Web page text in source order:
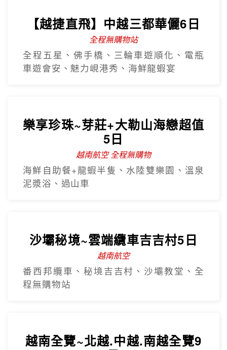
【越捷直飛】中越三都華儷6日
全程無購物站
全程五星、佛手橋、三輪車遊順化、電瓶
車遊會安、魅力峴港秀、海鮮龍蝦宴
樂享珍珠~芽莊+大勒山海戀超值
5日
越南航空 全程無購物
海鮮自助餐+龍蝦半隻、水陸雙樂園、溫泉
泥漿浴、過山車
沙壩秘境~雲端纜車吉吉村5日
越南航空
番西邦纜車、秘境吉吉村、沙壩教堂、全
程無購物站
越南全覽~北越.中越.南越全覽9